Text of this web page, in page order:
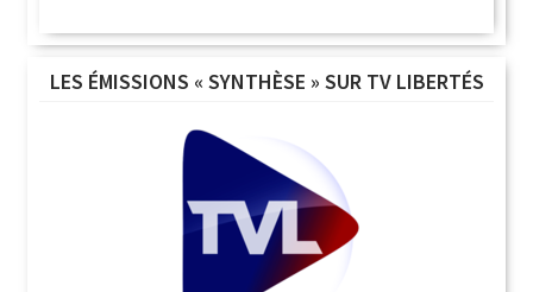
LES ÉMISSIONS « SYNTHÈSE » SUR TV LIBERTÉS